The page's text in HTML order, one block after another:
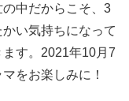
中だからこそ、3
い気持ちになって
す。2021年10月7
をお楽しみに！